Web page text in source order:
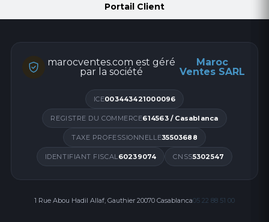
Portail Client
marocventes.com est géré
par la société
Maroc
Ventes SARL
ICE003443421000096
REGISTRE DU COMMERCE614563 / Casablanca
TAXE PROFESSIONNELLE35503688
IDENTIFIANT FISCAL 60239074 CNSS5302547
1 Rue Abou Hadil Allaf, Gauthier 20070 Casablanca05 22 88 51 00